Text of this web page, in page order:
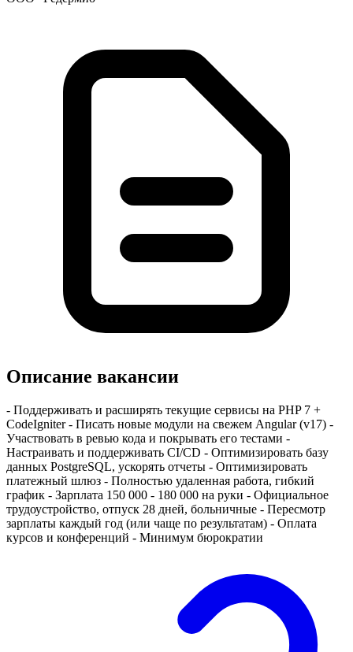
Описание вакансии
- Поддерживать и расширять текущие сервисы на PHP 7 +
CodeIgniter - Писать новые модули на свежем Angular (v17) -
Участвовать в ревью кода и покрывать его тестами -
Настраивать и поддерживать CI/CD - Оптимизировать базу
данных PostgreSQL, ускорять отчеты - Оптимизировать
платежный шлюз - Полностью удаленная работа, гибкий
график - Зарплата 150 000 - 180 000 на руки - Официальное
трудоустройство, отпуск 28 дней, больничные - Пересмотр
зарплаты каждый год (или чаще по результатам) - Оплата
курсов и конференций - Минимум бюрократии